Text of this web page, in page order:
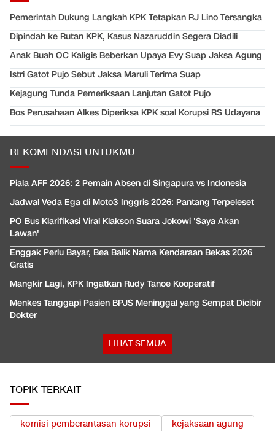
Pemerintah Dukung Langkah KPK Tetapkan RJ Lino Tersangka
Dipindah ke Rutan KPK, Kasus Nazaruddin Segera Diadili
Anak Buah OC Kaligis Beberkan Upaya Evy Suap Jaksa Agung
Istri Gatot Pujo Sebut Jaksa Maruli Terima Suap
Kejagung Tunda Pemeriksaan Lanjutan Gatot Pujo
Bos Perusahaan Alkes Diperiksa KPK soal Korupsi RS Udayana
REKOMENDASI UNTUKMU
Piala AFF 2026: 2 Pemain Absen di Singapura vs Indonesia
Jadwal Veda Ega di Moto3 Inggris 2026: Pantang Terpeleset
PO Bus Klarifikasi Viral Klakson Suara Jokowi 'Saya Akan
Lawan'
Enggak Perlu Bayar, Bea Balik Nama Kendaraan Bekas 2026
Gratis
Mangkir Lagi, KPK Ingatkan Rudy Tanoe Kooperatif
Menkes Tanggapi Pasien BPJS Meninggal yang Sempat Dicibir
Dokter
LIHAT SEMUA
TOPIK TERKAIT
komisi pemberantasan korupsi
kejaksaan agung